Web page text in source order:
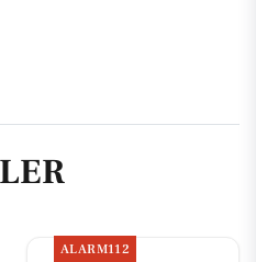
ALARM112